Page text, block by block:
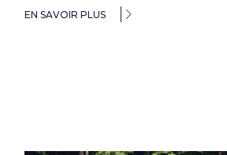
EN SAVOIR PLUS